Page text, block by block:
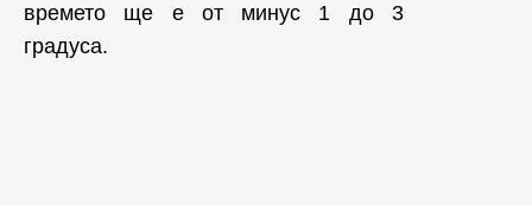
времето ще е от минус 1 до 3
градуса.